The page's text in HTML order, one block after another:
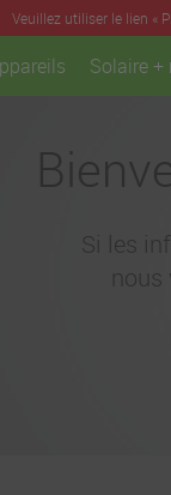
Veuillez utiliser le lien «
Solaire +
Si les
nous